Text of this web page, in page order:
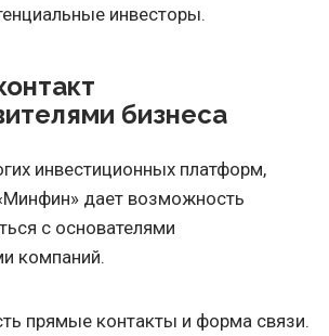
инвесторы.
бизнеса
инвестиционных платформ,
дает возможность
с основателями
компаний.
прямые контакты и форма связи.